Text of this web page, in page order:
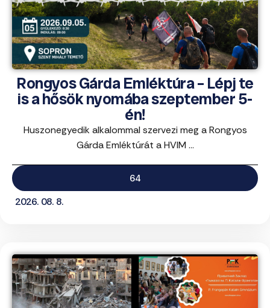
Rongyos Gárda Emléktúra – Lépj te
is a hősök nyomába szeptember 5-
én!
Huszonegyedik alkalommal szervezi meg a Rongyos
Gárda Emléktúrát a HVIM ...
64
2026. 08. 8.